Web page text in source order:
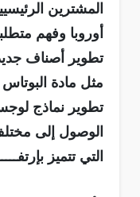
المشترين
أوروبا وفهم
تطوير أصناف
مثل مادة
تطوير نماذج
الوصول إلى
التي تتميز